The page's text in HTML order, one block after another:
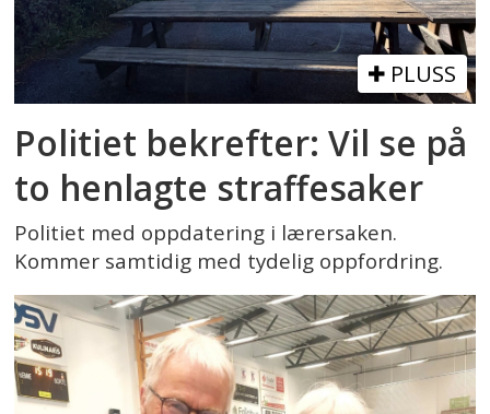
PLUSS
Politiet bekrefter: Vil se på
to henlagte straffesaker
Politiet med oppdatering i lærersaken.
Kommer samtidig med tydelig oppfordring.